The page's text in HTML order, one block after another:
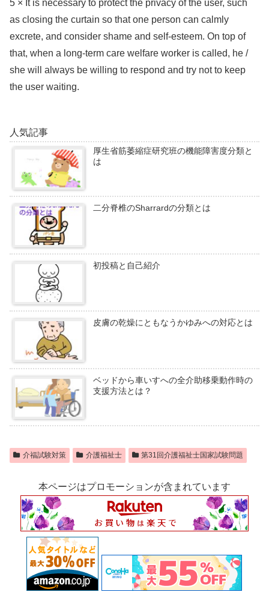
5 × It is necessary to protect the privacy of the user, such
as closing the curtain so that one person can calmly
excrete, and consider shame and self-esteem. On top of
that, when a long-term care welfare worker is called, he /
she will always be willing to respond and try not to keep
the user waiting.
人気記事
厚生省筋萎縮症研究班の機能障害度分類と
は
二分脊椎のSharrardの分類とは
初投稿と自己紹介
皮膚の乾燥にともなうかゆみへの対応とは
ベッドから車いすへの全介助移乗動作時の
支援方法とは？
介福試験対策 介護福祉士 第31回介護福祉士国家試験問題
本ページはプロモーションが含まれています